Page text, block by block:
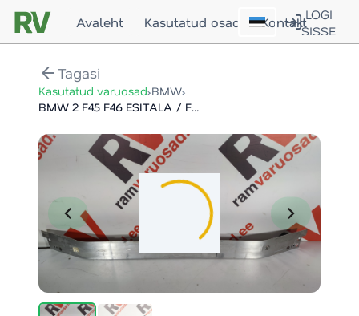
Avaleht Kasutatud osad KontaktLOGI
SISSE
arrow_backTagasi
Kasutatud varuosad›BMW›
BMW 2 F45 F46 ESITALA / FRONT SUPPORT
chevron_left chevron_right